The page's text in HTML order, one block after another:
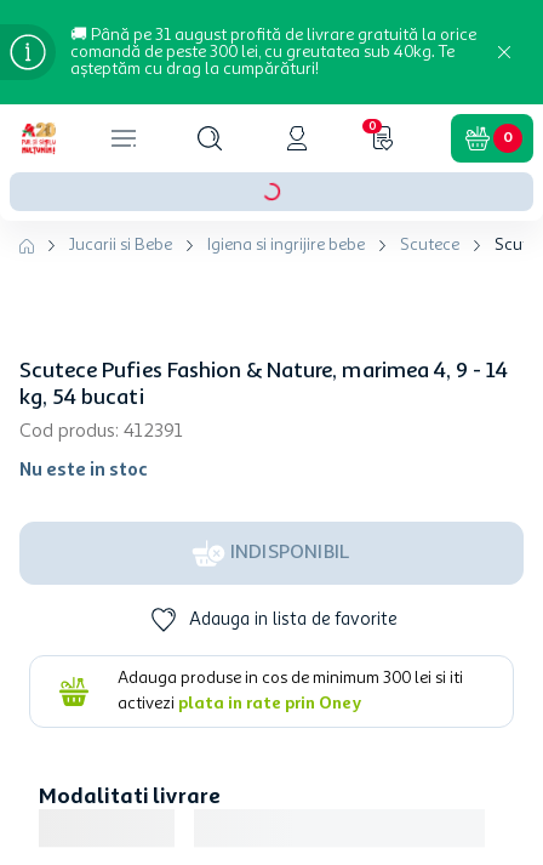
🚚 Până pe 31 august profită de livrare gratuită la orice
comandă de peste 300 lei, cu greutatea sub 40kg. Te
așteptăm cu drag la cumpărături!
0
0
Jucarii si Bebe Igiena si ingrijire bebe Scutece
Scutece Pufies Fashion & Nature, marimea 4, 9 - 14
kg, 54 bucati
Cod produs: 412391
Nu este in stoc
INDISPONIBIL
Adauga in lista de favorite
Adauga produse in cos de minimum 300 lei si iti
activezi plata in rate prin Oney
Modalitati livrare